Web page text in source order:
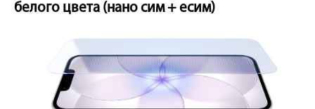
белого цвета (нано сим + есим)